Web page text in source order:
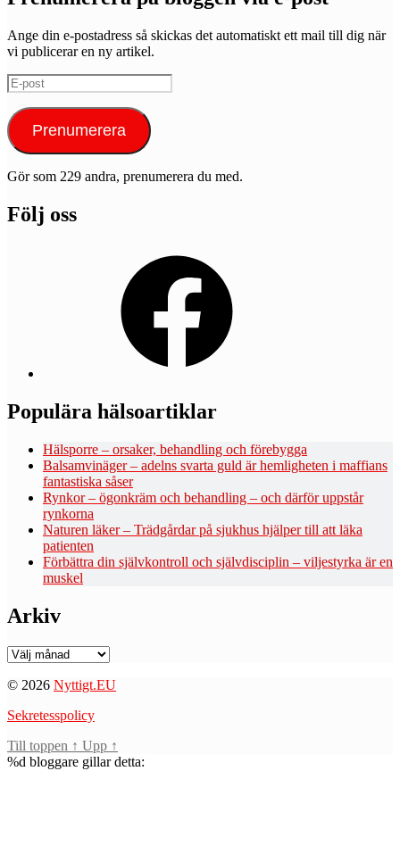
Ange din e-postadress så skickas det automatiskt ett mail till dig när
vi publicerar en ny artikel.
E-
post
Prenumerera
Gör som 229 andra, prenumerera du med.
Följ oss
Populära hälsoartiklar
Hälsporre – orsaker, behandling och förebygga
Balsamvinäger – adelns svarta guld är hemligheten i maffians
fantastiska såser
Rynkor – ögonkräm och behandling – och därför uppstår
rynkorna
Naturen läker – Trädgårdar på sjukhus hjälper till att läka
patienten
Förbättra din självkontroll och självdisciplin – viljestyrka är en
muskel
Arkiv
Arkiv
© 2026 Nyttigt.EU
Sekretesspolicy
Till toppen ↑ Upp ↑
%d bloggare gillar detta: